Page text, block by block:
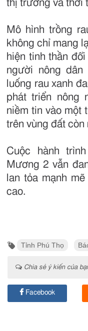
thị trường và thời
Mô hình trồng
không chỉ mang
hiện tinh thần
người nông dân
luống rau xanh
phát triển nông
niềm tin vào một
trên vùng đất còn
Cuộc hành
Mương 2 vẫn
lan tỏa mạnh
cao.
Tỉnh Phú Thọ
Chia sẻ ý kiến của
Facebook